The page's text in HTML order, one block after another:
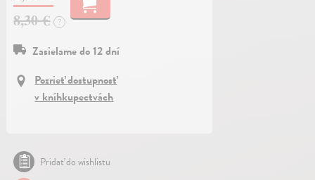
8,30 €
?
Zasielame do 12 dní
Pozrieť dostupnosť
v kníhkupectvách
Pridať do wishlistu